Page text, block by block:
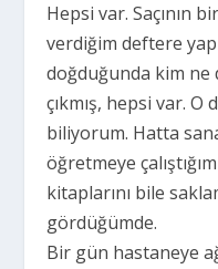
Hepsi var. Saçının
verdiğim deftere
doğduğunda kim ne
çıkmış, hepsi var. O
biliyorum. Hatta
öğretmeye
kitaplarını bile
gördüğümde.
Bir gün hastaneye